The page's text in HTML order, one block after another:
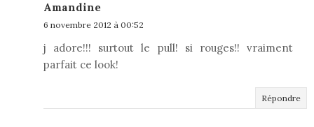
Amandine
6 novembre 2012 à 00:52
j adore!!! surtout le pull! si rouges!! vraiment
parfait ce look!
Répondre